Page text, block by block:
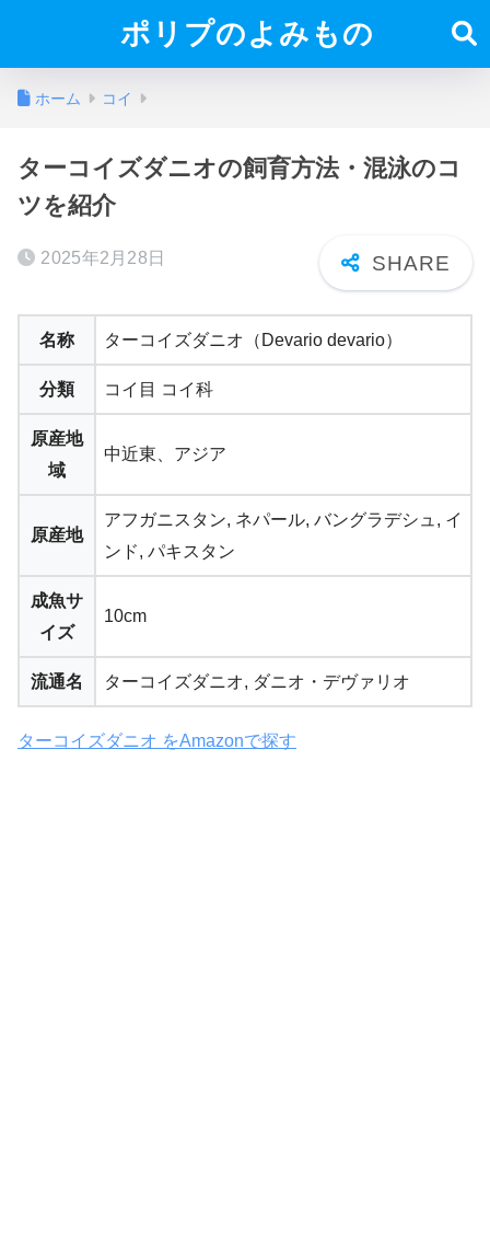
ポリプのよみもの
ホーム コイ
ターコイズダニオの飼育方法・混泳のコ
ツを紹介
2025年2月28日
名称 ターコイズダニオ（Devario devario）
分類 コイ目 コイ科
原産地
域
中近東、アジア
原産地
アフガニスタン, ネパール, バングラデシュ, イ
ンド, パキスタン
成魚サ
イズ
10cm
流通名 ターコイズダニオ, ダニオ・デヴァリオ
ターコイズダニオ をAmazonで探す